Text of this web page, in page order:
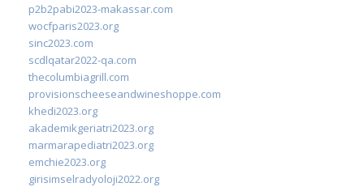
p2b2pabi2023-makassar.com
wocfparis2023.org
sinc2023.com
scdlqatar2022-qa.com
thecolumbiagrill.com
provisionscheeseandwineshoppe.com
khedi2023.org
akademikgeriatri2023.org
marmarapediatri2023.org
emchie2023.org
girisimselradyoloji2022.org